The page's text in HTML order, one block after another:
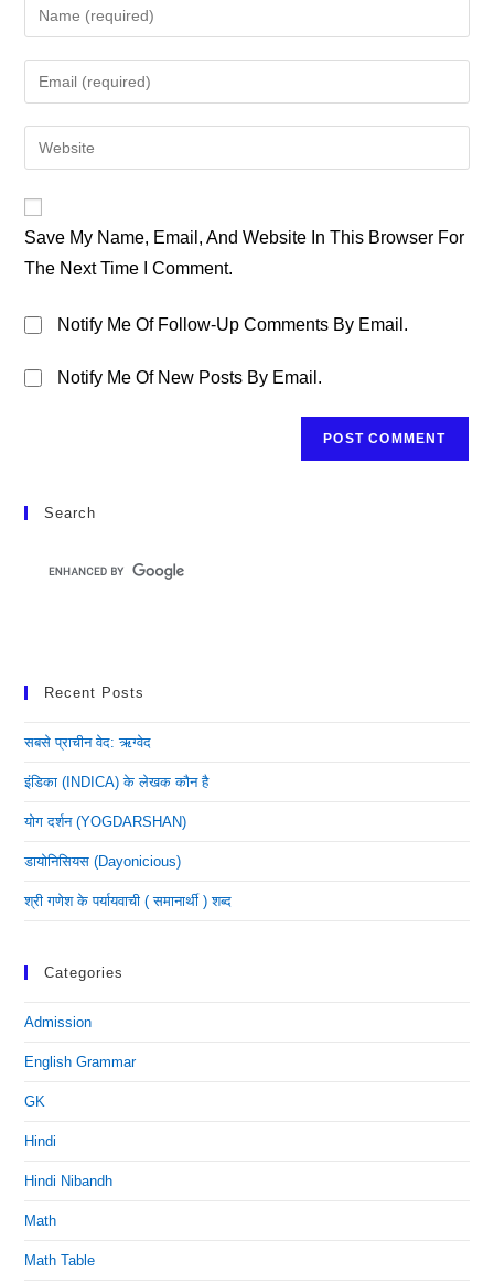
Enter
Your
Name
Or
To
Comment
Enter
Your
Email
Address
Enter
Your
URL
(optional)
Save My Name, Email, And Website In This Browser For
The Next Time I Comment.
Notify Me Of Follow-Up Comments By Email.
Notify Me Of New Posts By Email.
Search
Recent Posts
सबसे प्राचीन वेद: ऋग्वेद
इंडिका (INDICA) के लेखक कौन है
योग दर्शन (YOGDARSHAN)
डायोनिसियस (dayonicious)
श्री गणेश के पर्यायवाची ( समानार्थी ) शब्द
Categories
Admission
English Grammar
GK
Hindi
Hindi Nibandh
Math
Math Table